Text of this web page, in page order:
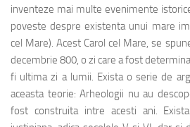
inventeze mai multe evenimente
poveste despre existenta unui mare
cel Mare). Acest Carol cel Mare, se
decembrie 800, o zi care a fost
fi ultima zi a lumii. Exista o serie de
aceasta teorie: Arheologii nu au
fost construita intre acesti ani.